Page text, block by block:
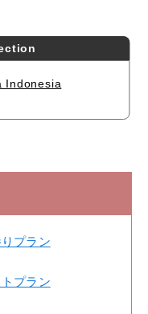
Indonesia
プラン
プラン